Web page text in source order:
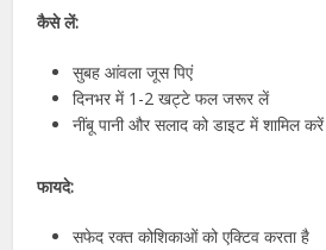
कैसे लें:
सुबह आंवला जूस पिएं
दिनभर में 1-2 खट्टे फल जरूर लें
नींबू पानी और सलाद को डाइट में शामिल करें
फायदे:
सफेद रक्त कोशिकाओं को एक्टिव करता है